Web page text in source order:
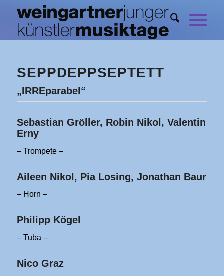
SEPPDEPPSEPTETT
„IRREparabel“
Sebastian Gröller, Robin Nikol, Valentin
Erny
– Trompete –
Aileen Nikol, Pia Losing, Jonathan Baur
– Horn –
Philipp Kögel
– Tuba –
Nico Graz